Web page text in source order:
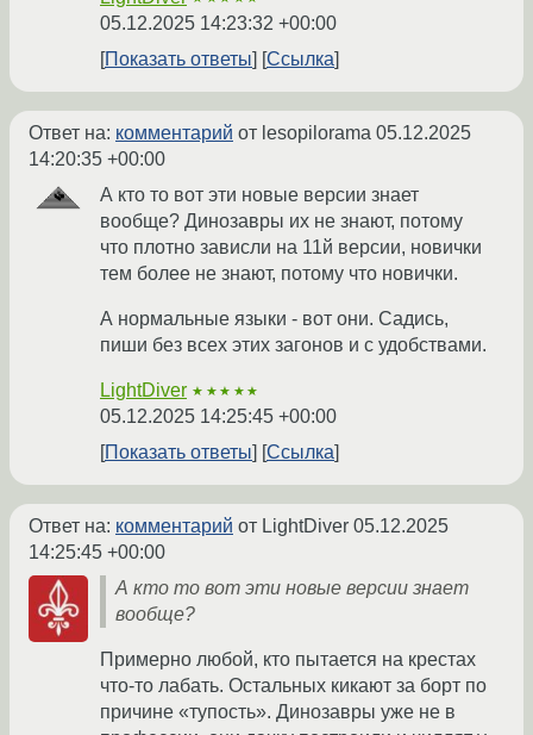
05.12.2025 14:23:32 +00:00
Показать ответы
Ссылка
Ответ на: комментарий от lesopilorama 05.12.2025
14:20:35 +00:00
А кто то вот эти новые версии знает
вообще? Динозавры их не знают, потому
что плотно зависли на 11й версии, новички
тем более не знают, потому что новички.
А нормальные языки - вот они. Садись,
пиши без всех этих загонов и с удобствами.
LightDiver ★★★★★
05.12.2025 14:25:45 +00:00
Показать ответы
Ссылка
Ответ на: комментарий от LightDiver 05.12.2025
14:25:45 +00:00
А кто то вот эти новые версии знает
вообще?
Примерно любой, кто пытается на крестах
что-то лабать. Остальных кикают за борт по
причине «тупость». Динозавры уже не в